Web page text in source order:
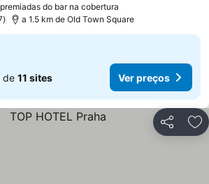
do bar na cobertura
a 1.5 km de Old Town Square
de 11 sites Ver preços
Partilhar